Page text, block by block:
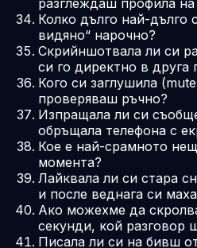
Колко дълго най-дълго
видяно“ нарочно?
Скрийншотвала ли си
си го директно в друга
Кого си заглушила
проверяваш ръчно?
Изпращала ли си
обръщала телефона с
Кое е най-срамното
момента?
Лайквала ли си стара
и после веднага си
Ако можехме да
секунди, кой разговор
Писала ли си на бивш